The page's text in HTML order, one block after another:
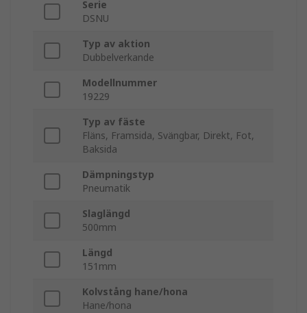
Serie
DSNU
Typ av aktion
Dubbelverkande
Modellnummer
19229
Typ av fäste
Fläns, Framsida, Svängbar, Direkt, Fot,
Baksida
Dämpningstyp
Pneumatik
Slaglängd
500mm
Längd
151mm
Kolvstång hane/hona
Hane/hona